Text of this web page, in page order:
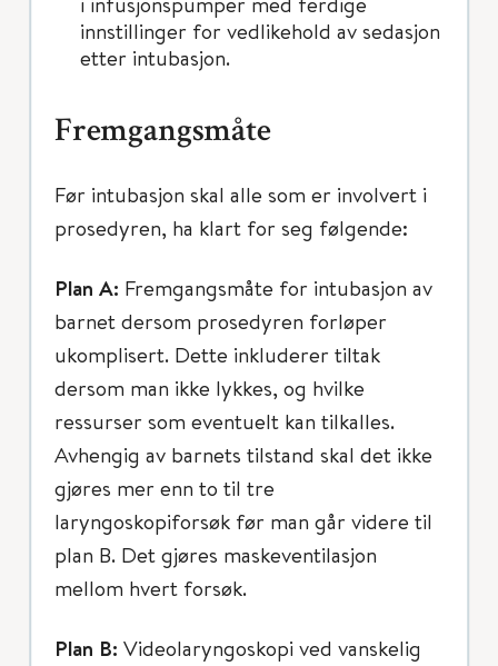
innstillinger for vedlikehold av sedasjon
etter intubasjon.
Fremgangsmåte
Før intubasjon skal alle som er involvert i
prosedyren, ha klart for seg følgende:
Plan A: Fremgangsmåte for intubasjon av
barnet dersom prosedyren forløper
ukomplisert. Dette inkluderer tiltak
dersom man ikke lykkes, og hvilke
ressurser som eventuelt kan tilkalles.
Avhengig av barnets tilstand skal det ikke
gjøres mer enn to til tre
laryngoskopiforsøk før man går videre til
plan B. Det gjøres maskeventilasjon
mellom hvert forsøk.
Plan B: Videolaryngoskopi ved vanskelig